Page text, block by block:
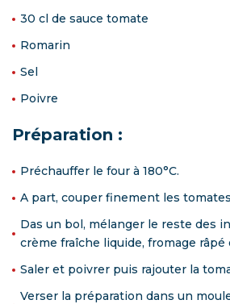
30 cl de sauce tomate
Romarin
Sel
Poivre
Préparation :
Préchauffer le four à 180°C.
A part, couper finement les
Das un bol, mélanger le reste des
crème fraîche liquide, fromage râpé
Saler et poivrer puis rajouter la
Verser la préparation dans un